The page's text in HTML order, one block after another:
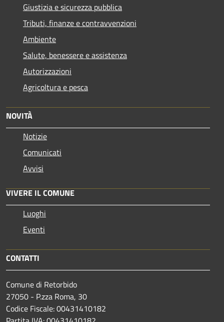
Giustizia e sicurezza pubblica
Tributi, finanze e contravvenzioni
Ambiente
Salute, benessere e assistenza
Autorizzazioni
Agricoltura e pesca
NOVITÀ
Notizie
Comunicati
Avvisi
VIVERE IL COMUNE
Luoghi
Eventi
CONTATTI
Comune di Retorbido
27050 - P.zza Roma, 30
Codice Fiscale: 00431410182